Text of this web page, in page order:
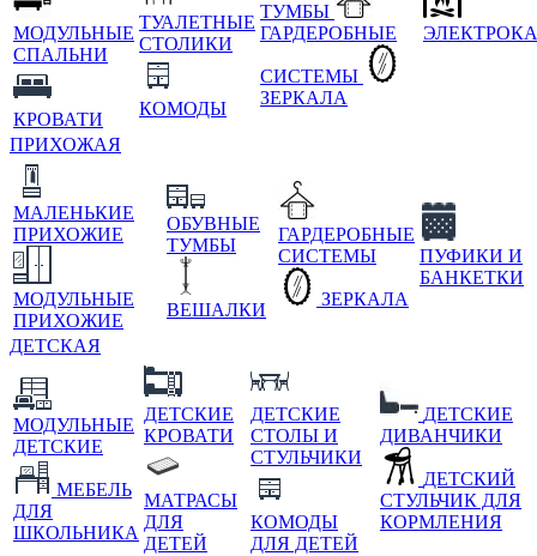
МОДУЛЬНЫЕ
СПАЛЬНИ
КРОВАТИ
ТУАЛЕТНЫЕ
СТОЛИКИ
КОМОДЫ
ТУМБЫ
ГАРДЕРОБНЫЕ
СИСТЕМЫ
ЗЕРКАЛА
ПРИХОЖАЯ
МАЛЕНЬКИЕ
ПРИХОЖИЕ
МОДУЛЬНЫЕ
ПРИХОЖИЕ
ОБУВНЫЕ
ТУМБЫ
ВЕШАЛКИ
ГАРДЕРОБНЫЕ
СИСТЕМЫ
ЗЕРКАЛА
ПУФИКИ И
БАНКЕТКИ
ДЕТСКАЯ
МОДУЛЬНЫЕ
ДЕТСКИЕ
МЕБЕЛЬ
ДЛЯ
ШКОЛЬНИКА
ДЕТСКИЕ
КРОВАТИ
МАТРАСЫ
ДЛЯ
ДЕТЕЙ
ДЕТСКИЕ
СТОЛЫ И
СТУЛЬЧИКИ
КОМОДЫ
ДЛЯ ДЕТЕЙ
ДЕТСКИЕ
ДИВАНЧИКИ
ДЕТСКИЙ
СТУЛЬЧИК ДЛЯ
КОРМЛЕНИЯ